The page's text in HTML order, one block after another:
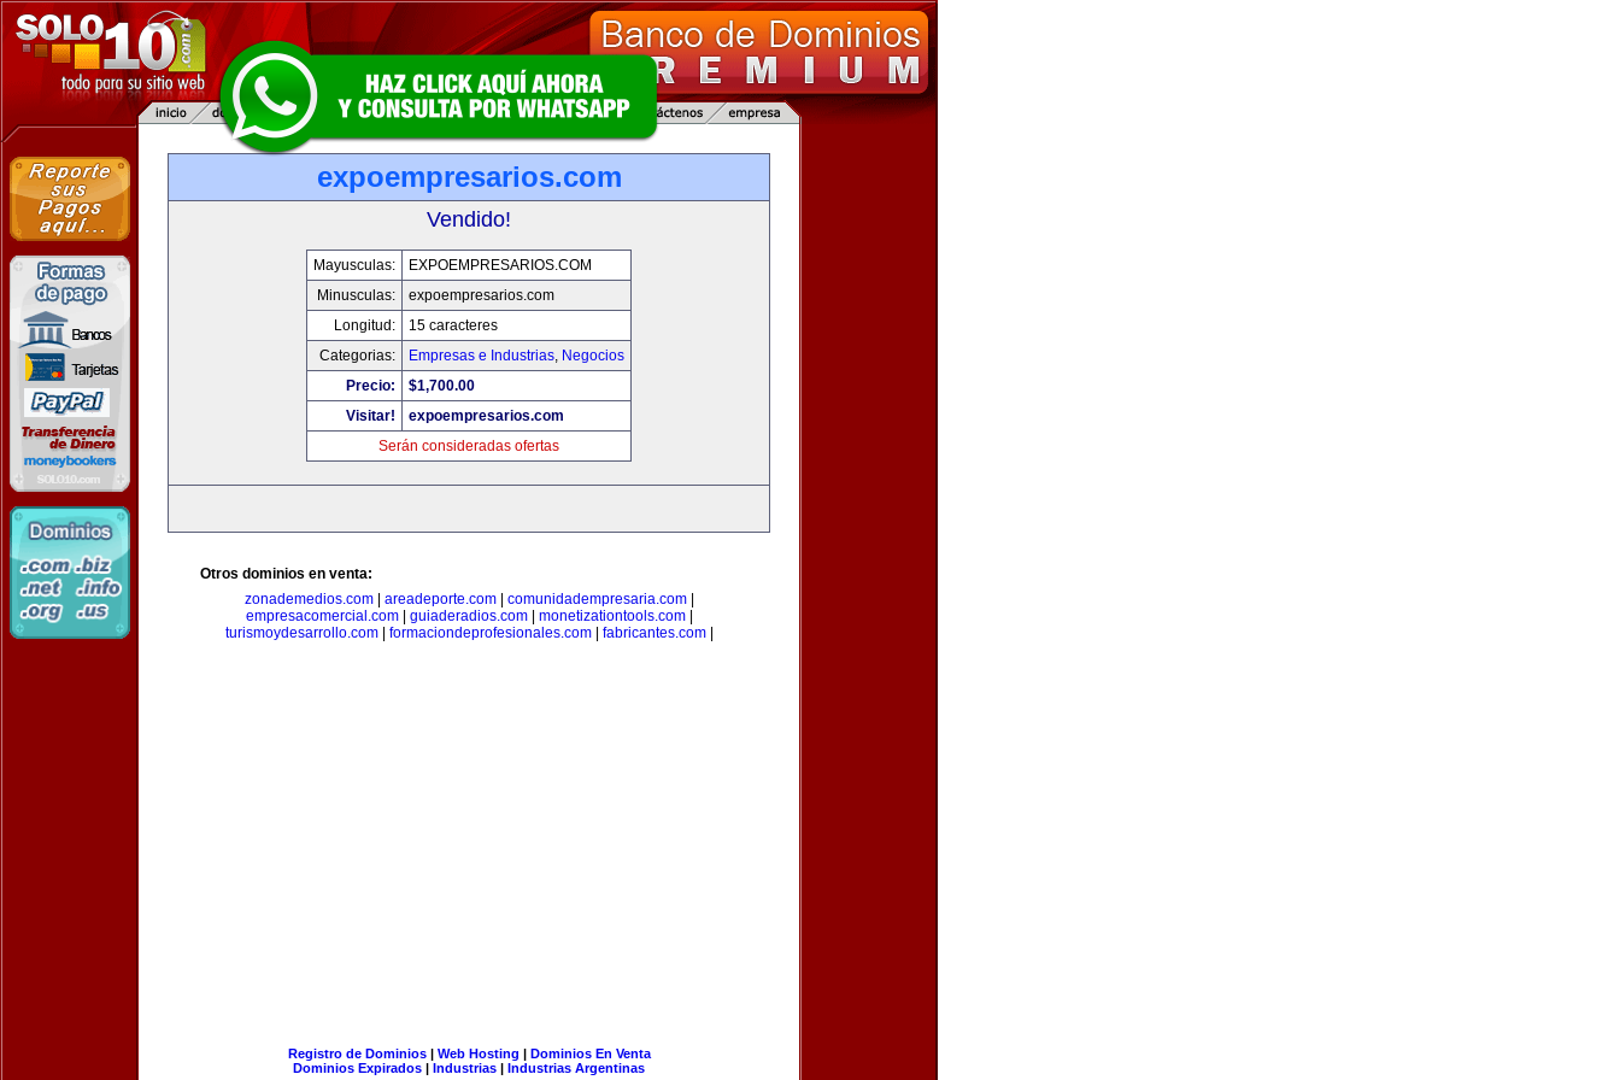
expoempresarios.com
Vendido!
Mayusculas:
EXPOEMPRESARIOS.COM
Minusculas:
expoempresarios.com
Longitud:
15 caracteres
Categorias:
Empresas e Industrias, Negocios
Precio:
$1,700.00
Visitar!
expoempresarios.com
Serán consideradas ofertas
Otros dominios en venta:
zonademedios.com| areadeporte.com| comunidadempresaria.com|
empresacomercial.com| guiaderadios.com| monetizationtools.com|
turismoydesarrollo.com| formaciondeprofesionales.com| fabricantes.com|
Registro de Dominios| Web Hosting | Dominios En Venta
Dominios Expirados | Industrias | Industrias Argentinas